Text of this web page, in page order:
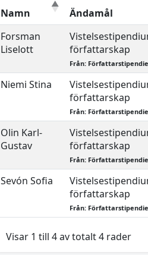
Namn Ändamål
Forsman
Liselott
författarskap
Från:
Niemi Stina
författarskap
Från:
Olin Karl-
Gustav
författarskap
Från:
Sevón Sofia
författarskap
Från:
Visar 1 till 4 av totalt 4 rader